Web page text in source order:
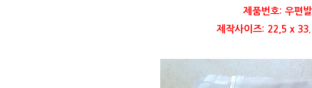
제품번호: 우편
제작사이즈: 22,5 x